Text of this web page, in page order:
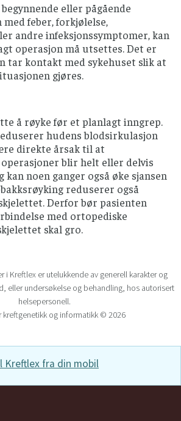
eller pågående
feber, forkjølelse,
andre infeksjonssymptomer, kan
operasjon må utsettes. Det er
tar kontakt med sykehuset slik at
gjøres.
å røyke før et planlagt inngrep.
hudens blodsirkulasjon
direkte årsak til at
blir helt eller delvis
kan noen ganger også øke sjansen
reduserer også
Derfor bør pasienten
med ortopediske
skal gro.
i Kreftlex er utelukkende av generell karakter og
eller undersøkelse og behandling, hos autorisert
helsepersonell.
kreftgenetikk og informatikk © 2026
Kreftlex fra din mobil